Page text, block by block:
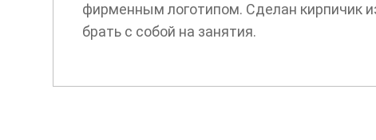
фирменным логотипом. Сделан кирпичик
брать с собой на занятия.